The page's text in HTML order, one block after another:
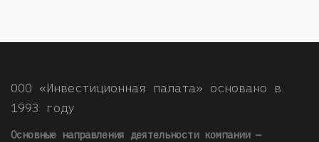
ООО «Инвестиционная палата» основано в
1993 году
Основные направления деятельности компании —